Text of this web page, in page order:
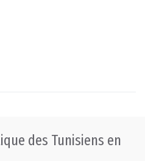
des Tunisiens en